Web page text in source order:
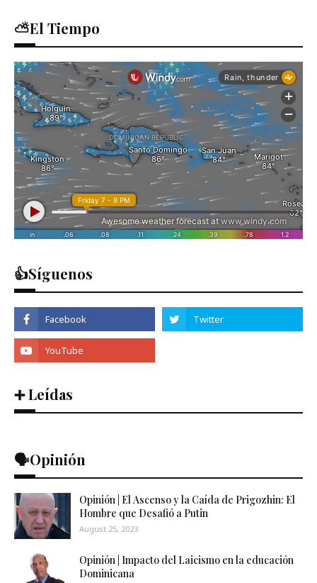
⛅El Tiempo
👍Síguenos
➕ Leídas
🗣️Opinión
Opinión | El Ascenso y la Caída de Prigozhin: El
Hombre que Desafió a Putin
August 25, 2023
Opinión | Impacto del Laicismo en la educación
Dominicana